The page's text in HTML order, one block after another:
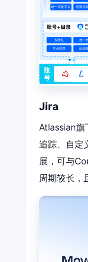
Jira
Atlassian旗
追踪、自定
展，可与
周期较长，